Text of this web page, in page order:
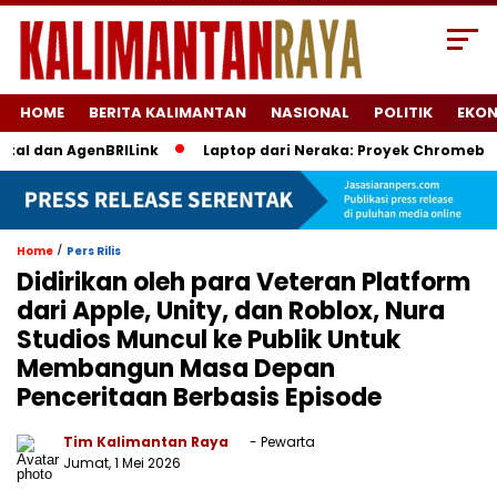
HOME BERITA KALIMANTAN NASIONAL POLITIK
AgenBRILink Laptop dari Neraka: Proyek Chromebook
Home / Pers Rilis
Didirikan oleh para Veteran Platform
dari Apple, Unity, dan Roblox, Nura
Studios Muncul ke Publik Untuk
Membangun Masa Depan
Penceritaan Berbasis Episode
Tim Kalimantan Raya
- Pewarta
Jumat, 1 Mei 2026